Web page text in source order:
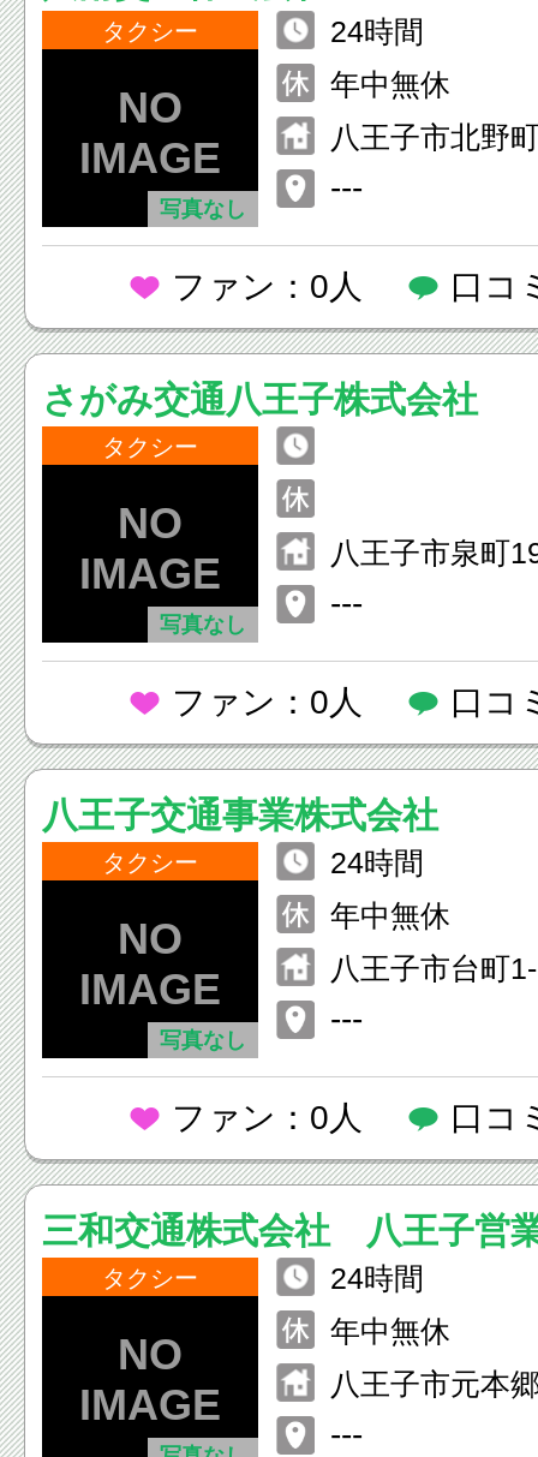
タクシー
写真なし
24時間
年中無休
八王子市北野
---
ファン：0人 口コ
さがみ交通八王子株式会社
タクシー
写真なし
八王子市泉町
---
ファン：0人 口コ
八王子交通事業株式会社
タクシー
写真なし
24時間
年中無休
八王子市台町
---
ファン：0人 口コ
三和交通株式会社 八王子営
タクシー
24時間
年中無休
八王子市元本
---